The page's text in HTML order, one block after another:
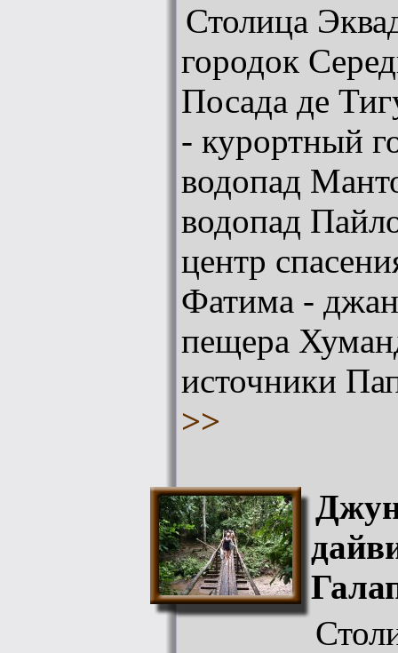
Столица
городок
Посада де
- курортный
водопад
водопад
центр
Фатима -
пещера
источники
>>